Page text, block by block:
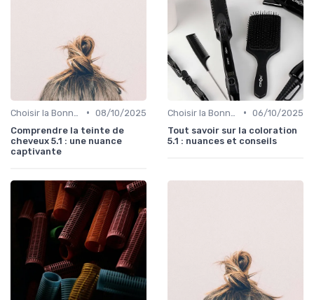
• 08/10/2025
Comprendre la teinte de
cheveux 5.1 : une nuance
captivante
• 06/10/2025
Tout savoir sur la coloration
5.1 : nuances et conseils